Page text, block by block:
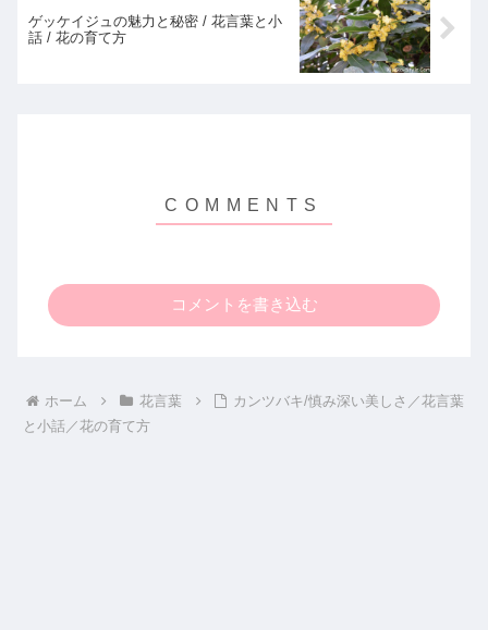
ゲッケイジュの魅力と秘密 / 花言葉と小
話 / 花の育て方
コメントを書き込む
ホーム 花言葉
カンツバキ/慎み深い美しさ／花言葉
と小話／花の育て方